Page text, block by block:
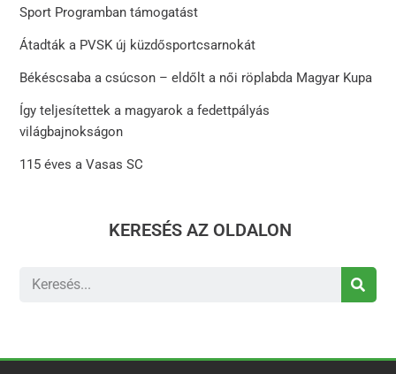
Sport Programban támogatást
Átadták a PVSK új küzdősportcsarnokát
Békéscsaba a csúcson – eldőlt a női röplabda Magyar Kupa
Így teljesítettek a magyarok a fedettpályás
világbajnokságon
115 éves a Vasas SC
KERESÉS AZ OLDALON